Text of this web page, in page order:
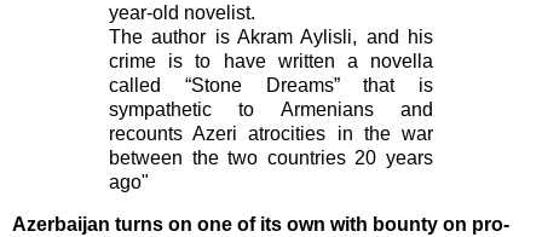
year-old novelist.
The author is Akram Aylisli, and his
crime is to have written a novella
called “Stone Dreams” that is
sympathetic to Armenians and
recounts Azeri atrocities in the war
between the two countries 20 years
ago"
Azerbaijan turns on one of its own with bounty on pro-